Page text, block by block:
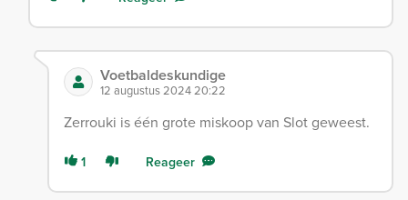
Voetbaldeskundige
12 augustus 2024 20:22
Zerrouki is één grote miskoop van Slot geweest.
1 Reageer